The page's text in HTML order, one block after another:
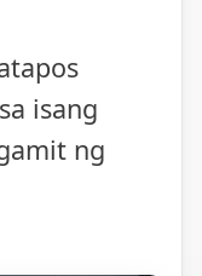
isang
ng